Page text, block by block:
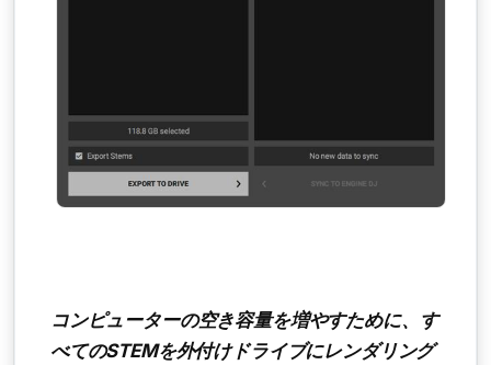
コンピューターの空き容量を増やすために、す
べてのSTEMを外付けドライブにレンダリング